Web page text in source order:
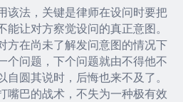
法，关键是律师在设问时要把
让对方察觉设问的真正意图。
方在尚未了解发问意图的情况下
个问题，下个问题就由不得他不
圆其说时，后悔也来不及了。
嘴巴的战术，不失为一种极有效